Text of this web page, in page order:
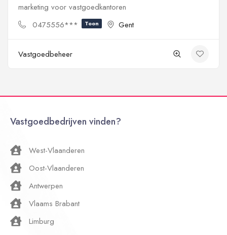
marketing voor vastgoedkantoren
0475556***
Toon Gent
Vastgoedbeheer
Vastgoedbedrijven vinden?
West-Vlaanderen
Oost-Vlaanderen
Antwerpen
Vlaams Brabant
Limburg